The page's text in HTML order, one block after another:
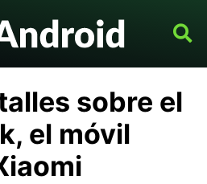
sobre el
el móvil